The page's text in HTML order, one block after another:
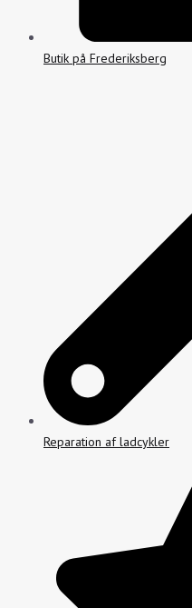
Butik på Frederiksberg
Reparation af ladcykler